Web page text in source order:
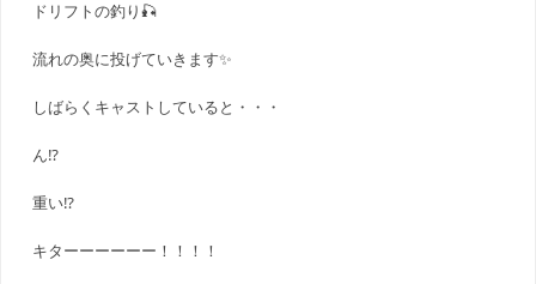
ドリフトの釣り🎣
流れの奥に投げていきます✨
しばらくキャストしていると・・・
ん⁉️
重い⁉️
キターーーーーー！！！！